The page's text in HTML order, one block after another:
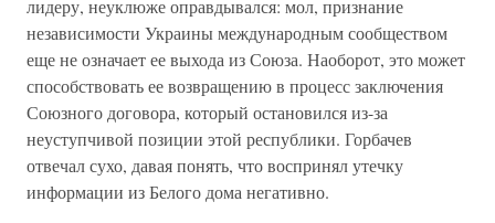
лидеру, неуклюже оправдывался: мол, признание
независимости Украины международным сообществом
еще не означает ее выхода из Союза. Наоборот, это может
способствовать ее возвращению в процесс заключения
Союзного договора, который остановился из-за
неуступчивой позиции этой республики. Горбачев
отвечал сухо, давая понять, что воспринял утечку
информации из Белого дома негативно.